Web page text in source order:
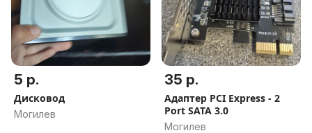
5 р.
Дисковод
Могилев
35 р.
Адаптер PCI Express - 2
Port SATA 3.0
Могилев